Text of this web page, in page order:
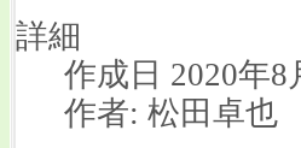
詳細
作成日 2020年8
作者: 松田卓也